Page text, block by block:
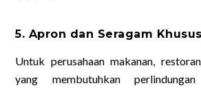
5. Apron dan Seragam
Untuk perusahaan makanan,
yang membutuhkan